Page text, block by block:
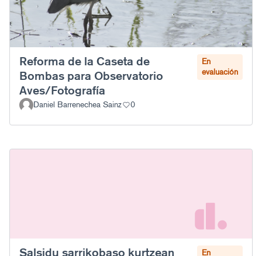
Reforma de la Caseta de
Bombas para Observatorio
Aves/Fotografía
En
evaluación
Daniel Barrenechea Sainz 0
Salsidu sarrikobaso kurtzean
En